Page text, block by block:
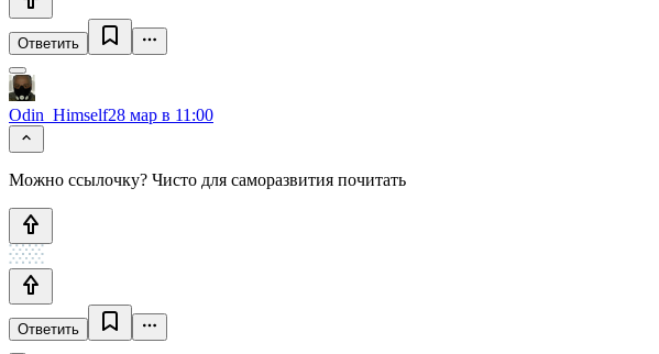
Ответить
Odin_Himself28 мар в 11:00
Можно ссылочку? Чисто для саморазвития почитать
Ответить